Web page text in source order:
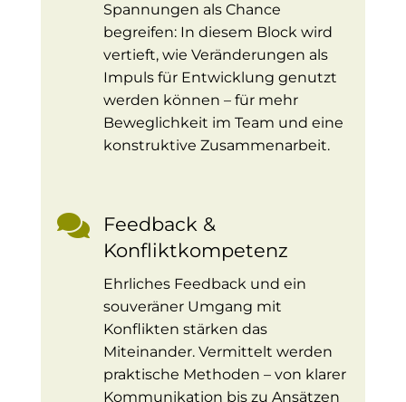
Spannungen als Chance
begreifen: In diesem Block wird
vertieft, wie Veränderungen als
Impuls für Entwicklung genutzt
werden können – für mehr
Beweglichkeit im Team und eine
konstruktive Zusammenarbeit.

Feedback &
Konfliktkompetenz
Ehrliches Feedback und ein
souveräner Umgang mit
Konflikten stärken das
Miteinander. Vermittelt werden
praktische Methoden – von klarer
Kommunikation bis zu Ansätzen